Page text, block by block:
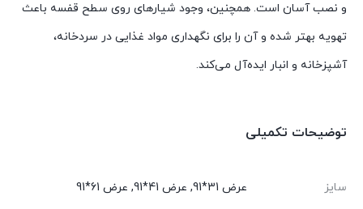
و نصب آسان است. همچنین، وجود شیارهای روی سطح قفسه باعث
تهویه بهتر شده و آن را برای نگهداری مواد غذایی در سردخانه،
آشپزخانه و انبار ایده‌آل می‌کند.
توضیحات تکمیلی
سایز عرض 31*91, عرض 41*91, عرض 61*91